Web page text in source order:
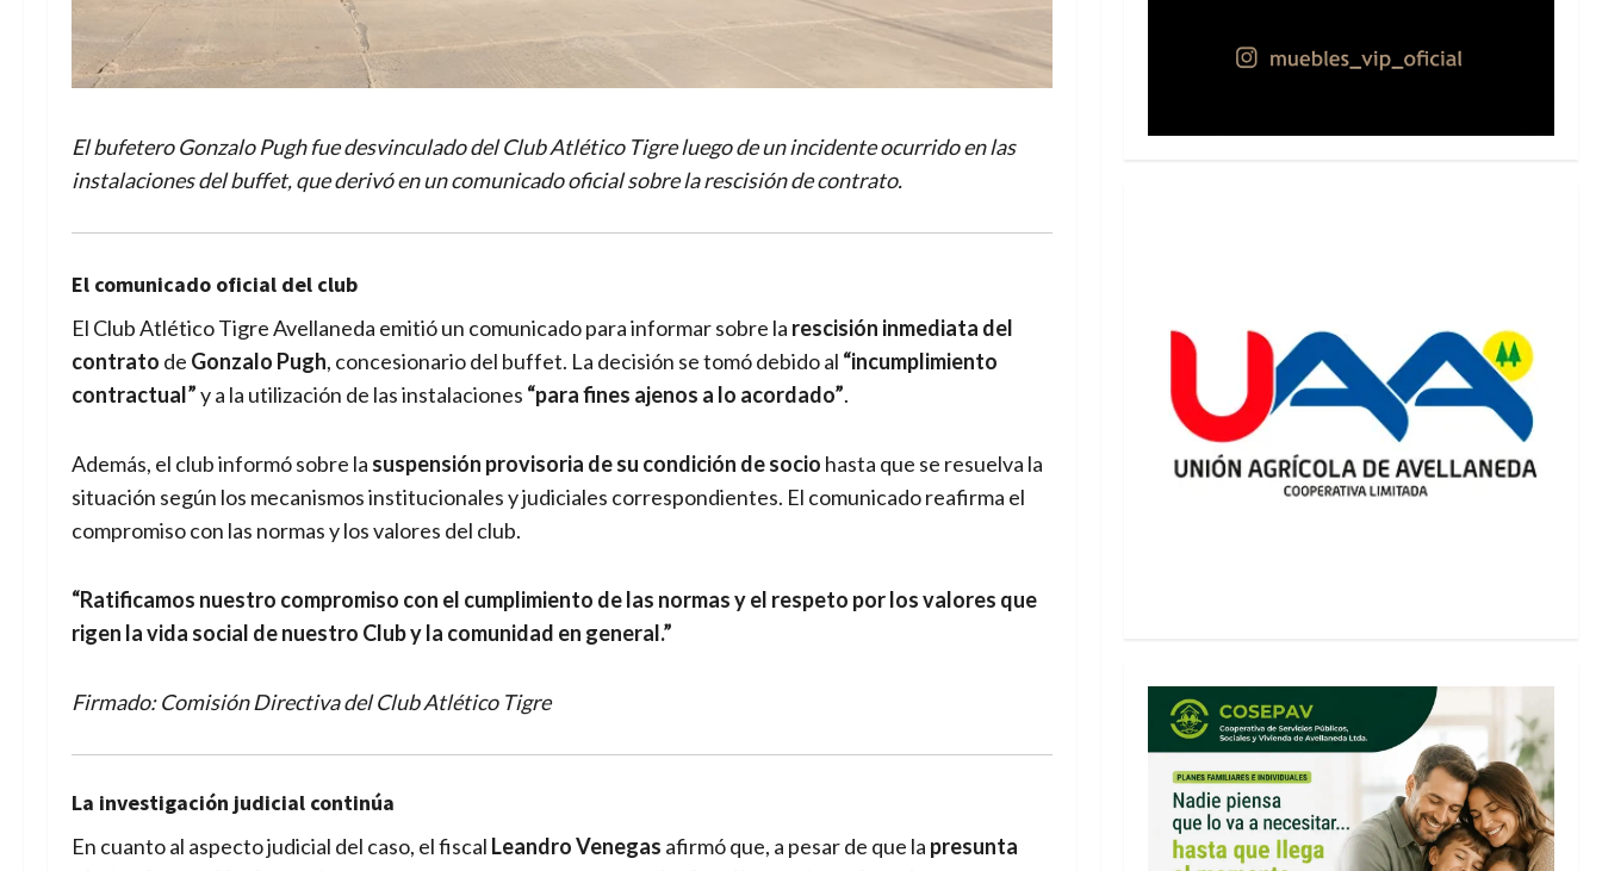
El bufetero Gonzalo Pugh fue desvinculado del Club Atlético Tigre luego de un incidente ocurrido en las
instalaciones del buffet, que derivó en un comunicado oficial sobre la rescisión de contrato.
El comunicado oficial del club
El Club Atlético Tigre Avellaneda emitió un comunicado para informar sobre la rescisión inmediata del
contrato de Gonzalo Pugh, concesionario del buffet. La decisión se tomó debido al “incumplimiento
contractual”y a la utilización de las instalaciones “para fines ajenos a lo acordado”.
Además, el club informó sobre la suspensión provisoria de su condición de socio hasta que se resuelva la
situación según los mecanismos institucionales y judiciales correspondientes. El comunicado reafirma el
compromiso con las normas y los valores del club.
“Ratificamos nuestro compromiso con el cumplimiento de las normas y el respeto por los valores que
rigen la vida social de nuestro Club y la comunidad en general.”
Firmado: Comisión Directiva del Club Atlético Tigre
La investigación judicial continúa
En cuanto al aspecto judicial del caso, el fiscal Leandro Venegas afirmó que, a pesar de que la presunta